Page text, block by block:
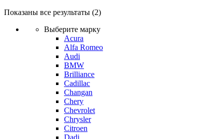
Показаны все результаты (2)
Выберите марку
Acura
Alfa Romeo
Audi
BMW
Brilliance
Cadillac
Changan
Chery
Chevrolet
Chrysler
Citroen